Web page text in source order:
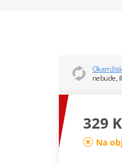
nebude,
329
Na